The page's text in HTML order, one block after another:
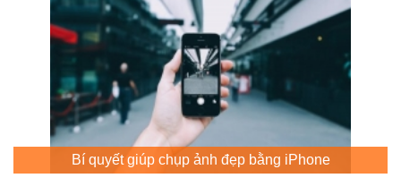
Bí quyết giúp chụp ảnh đẹp bằng iPhone